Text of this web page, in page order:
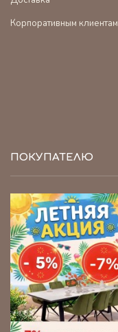
Корпоративным клиентам
ПОКУПАТЕЛЮ